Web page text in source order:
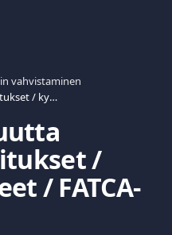
vahvistaminen
Hyötyomistajuutta koskevat ilmoitukset / kyselylomakkeet / FATCA-CRS
/
/ FATCA-